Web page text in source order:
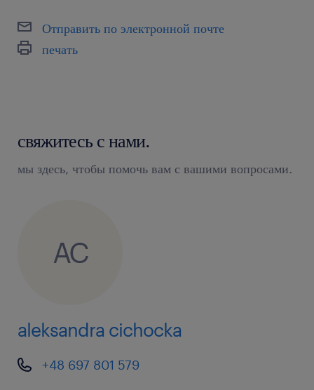
Отправить по электронной почте
печать
свяжитесь с нами.
мы здесь, чтобы помочь вам с вашими вопросами.
AC
aleksandra cichocka
+48 697 801 579